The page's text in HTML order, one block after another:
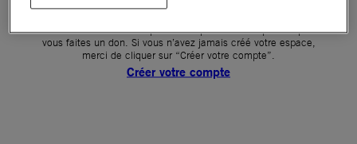
Première connexion ?
La création de votre espace n’est pas automatique lorsque
vous faites un don. Si vous n’avez jamais créé votre espace,
merci de cliquer sur “Créer votre compte”.
Créer votre compte